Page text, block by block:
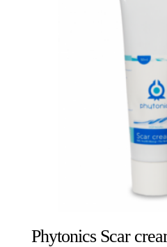
Phytonics Scar